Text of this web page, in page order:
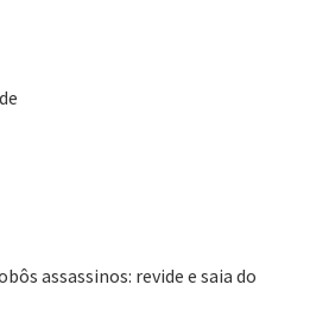
assassinos: revide e saia do